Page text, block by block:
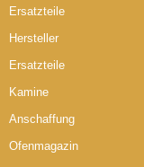
Ersatzteile
Hersteller
Ersatzteile
Kamine
Anschaffung
Ofenmagazin